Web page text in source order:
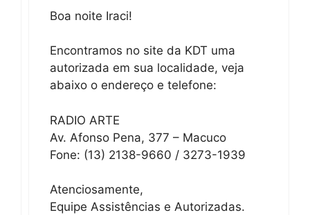
Boa noite Iraci!
Encontramos no site da KDT uma
autorizada em sua localidade, veja
abaixo o endereço e telefone:
RADIO ARTE
Av. Afonso Pena, 377 – Macuco
Fone: (13) 2138-9660 / 3273-1939
Atenciosamente,
Equipe Assistências e Autorizadas.